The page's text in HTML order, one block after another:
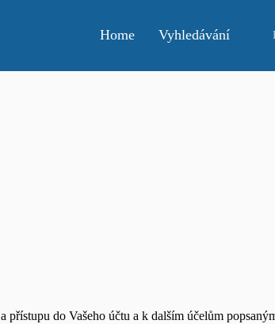
Home Vyhledávání
do Vašeho účtu a k dalším účelům